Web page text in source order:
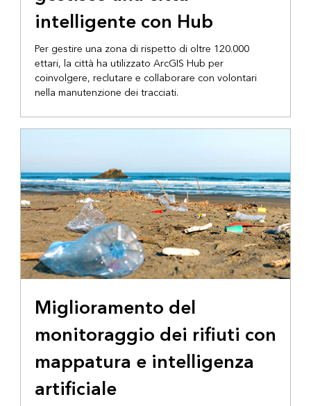
intelligente con Hub
Per gestire una zona di rispetto di oltre 120.000
ettari, la città ha utilizzato ArcGIS Hub per
coinvolgere, reclutare e collaborare con volontari
nella manutenzione dei tracciati.
Miglioramento del
monitoraggio dei rifiuti con
mappatura e intelligenza
artificiale